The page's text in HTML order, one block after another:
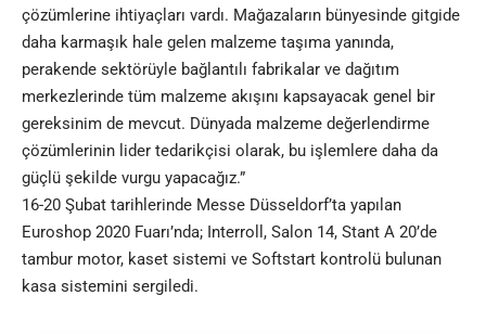
çözümlerine ihtiyaçları vardı. Mağazaların bünyesinde gitgide
daha karmaşık hale gelen malzeme taşıma yanında,
perakende sektörüyle bağlantılı fabrikalar ve dağıtım
merkezlerinde tüm malzeme akışını kapsayacak genel bir
gereksinim de mevcut. Dünyada malzeme değerlendirme
çözümlerinin lider tedarikçisi olarak, bu işlemlere daha da
güçlü şekilde vurgu yapacağız.”
16-20 Şubat tarihlerinde Messe Düsseldorf’ta yapılan
Euroshop 2020 Fuarı’nda; Interroll, Salon 14, Stant A 20’de
tambur motor, kaset sistemi ve Softstart kontrolü bulunan
kasa sistemini sergiledi.